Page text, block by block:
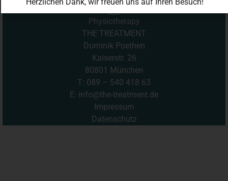
Physiotherapy
THE TREATMENT
Dominik Poethen
Kaiserstr. 26
80801 München
T: 089 – 540 418 63
E: info@the-treatment.de
Impressum
Datenschutz